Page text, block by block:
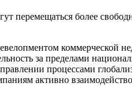
перемещаться более
коммерческой
за пределами
процессами
активно